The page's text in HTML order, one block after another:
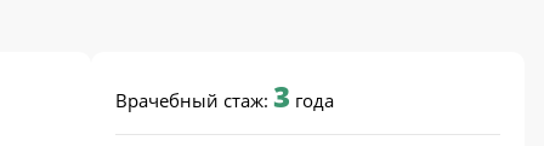
Врачебный стаж: 3 года